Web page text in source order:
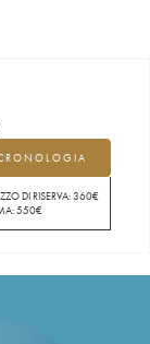
DI RISERVA:360€
550€